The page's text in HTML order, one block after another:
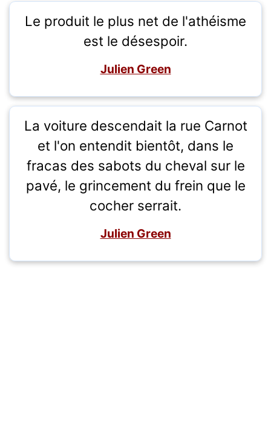
Le produit le plus net de l'athéisme
est le désespoir.
Julien Green
La voiture descendait la rue Carnot
et l'on entendit bientôt, dans le
fracas des sabots du cheval sur le
pavé, le grincement du frein que le
cocher serrait.
Julien Green